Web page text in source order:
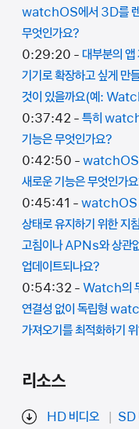
watchOS에서 3D를 렌
무엇인가요?
0:29:20 - 대부분의 앱
기기로 확장하고 싶게
것이 있을까요(예:
0:37:42 - 특히
기능은 무엇인가요?
0:42:50 - watchOS
새로운 기능은 무엇인가
0:45:41 - watchOS
상태로 유지하기 위한 지
고침이나 APNs와 상관
업데이트되나요?
0:54:32 - Watch의
연결성 없이 독립형
가져오기를 최적화하기
리소스
HD 비디오 SD